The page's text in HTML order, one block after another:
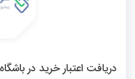
دریافت اعتبار خرید در